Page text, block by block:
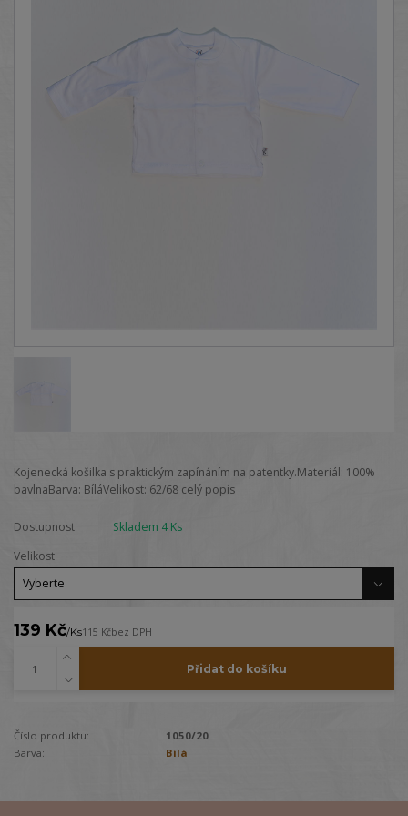
Kojenecká košilka s praktickým zapínáním na patentky.Materiál: 100%
bavlnaBarva: BíláVelikost: 62/68 celý popis
Dostupnost
Skladem 4 Ks
Velikost
139 Kč/Ks115 Kčbez DPH
Přidat do košíku
Číslo produktu:
1050/20
Barva:
Bílá